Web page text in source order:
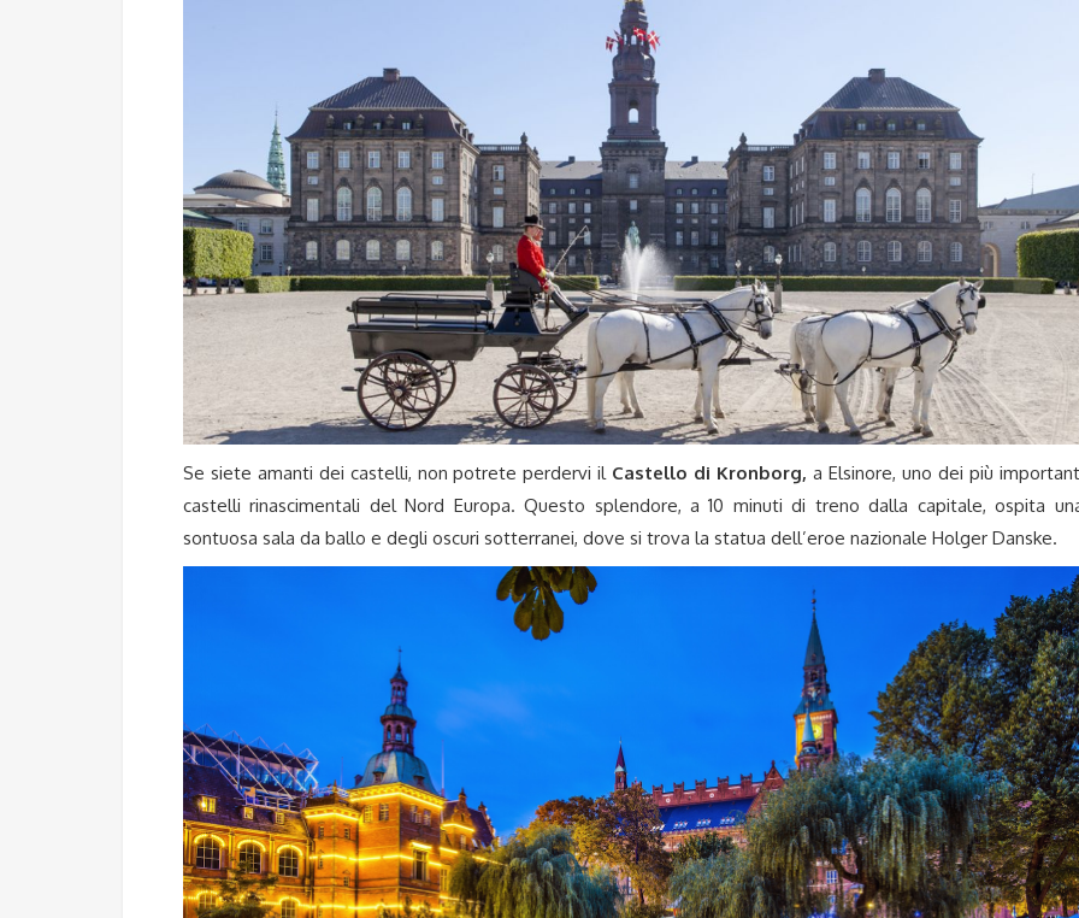
Se siete amanti dei castelli, non potrete perdervi il Castello di Kronborg, a Elsinore, uno dei più
castelli rinascimentali del Nord Europa. Questo splendore, a 10 minuti di treno dalla capitale, ospita
sontuosa sala da ballo e degli oscuri sotterranei, dove si trova la statua dell’eroe nazionale Holger Danske.